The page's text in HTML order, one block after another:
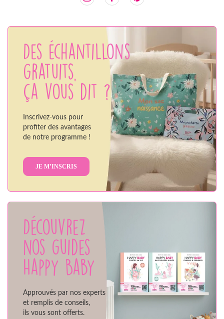
Des échantillons
gratuits,
ça vous dit ?
Inscrivez-vous pour
profiter des avantages
de notre programme !
JE M’INSCRIS
Découvrez
nos guides
Happy Baby
Approuvés par nos experts
et remplis de conseils,
ils vous sont offerts.